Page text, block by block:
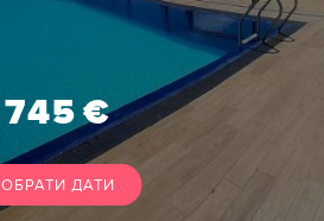
745€
ОБРАТИ ДАТИ